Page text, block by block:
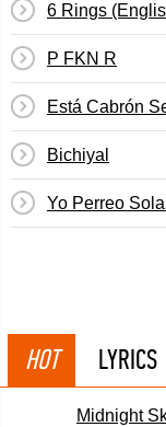
6 Rings
P FKN R
Está Cabrón
Bichiyal
Yo Perreo
HOT LYRICS
Midnight